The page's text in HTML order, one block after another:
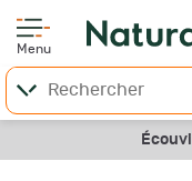
Menu